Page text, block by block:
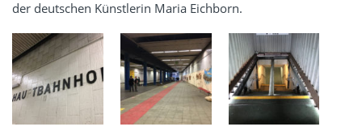
der deutschen Künstlerin Maria Eichborn.